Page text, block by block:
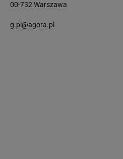
00-732 Warszawa
g.pl@agora.pl